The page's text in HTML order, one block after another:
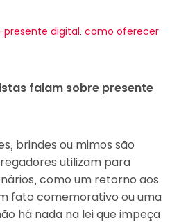
presente digital: como oferecer
falam sobre presente
brindes ou mimos são
utilizam para
como um retorno aos
fato comemorativo ou uma
há nada na lei que impeça